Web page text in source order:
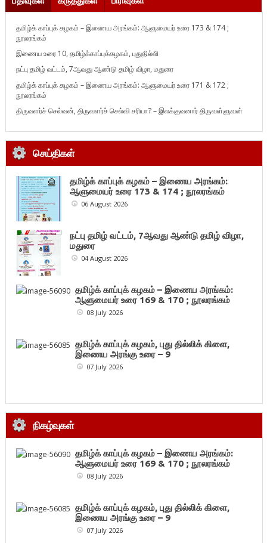
தமிழ்க் காப்புக் கழகம் – இணைய அரங்கம்: ஆளுமையர் உரை 173 & 174 ;
நூலரங்கம்
இணைய உரை 10, தமிழ்க்காப்புக்கழகம், புதுதில்லி
நட்பு தமிழ் வட்டம், 7ஆவது ஆண்டு தமிழ் விழா, மதுரை
தமிழ்க் காப்புக் கழகம் – இணைய அரங்கம்: ஆளுமையர் உரை 171 & 172 ;
நூலரங்கம்
திருவளர்ச் செல்வன், திருவளர்ச் செல்வி சரியா? – இலக்குவனார் திருவள்ளுவன்
செய்திகள்
தமிழ்க் காப்புக் கழகம் – இணைய அரங்கம்:
ஆளுமையர் உரை 173 & 174 ; நூலரங்கம்
06 August 2026
நட்பு தமிழ் வட்டம், 7ஆவது ஆண்டு தமிழ் விழா,
மதுரை
04 August 2026
தமிழ்க் காப்புக் கழகம் – இணைய அரங்கம்:
ஆளுமையர் உரை 169 & 170 ; நூலரங்கம்
08 July 2026
தமிழ்க் காப்புக் கழகம், புது தில்லிக் கிளை,
இணைய அரங்கு உரை – 9
07 July 2026
நிகழ்வுகள்
தமிழ்க் காப்புக் கழகம் – இணைய அரங்கம்:
ஆளுமையர் உரை 169 & 170 ; நூலரங்கம்
08 July 2026
தமிழ்க் காப்புக் கழகம், புது தில்லிக் கிளை,
இணைய அரங்கு உரை – 9
07 July 2026